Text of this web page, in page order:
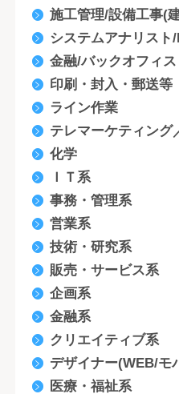
施工管理/設備工事(
システムアナリスト
金融/バックオフィス
印刷・封入・郵送等
ライン作業
テレマーケティング
化学
ＩＴ系
事務・管理系
営業系
技術・研究系
販売・サービス系
企画系
金融系
クリエイティブ系
デザイナー(WEB/モ
医療・福祉系